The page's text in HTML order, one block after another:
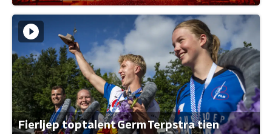
Fierljep toptalent Germ Terpstra tien